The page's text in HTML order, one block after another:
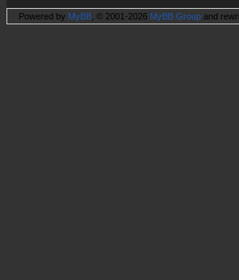
Powered by MyBB , © 2001-2026 MyBB Group and